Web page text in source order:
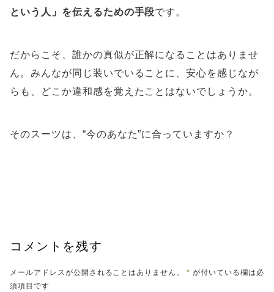
という人」を伝えるための手段です。
だからこそ、誰かの真似が正解になることはありませ
ん。みんなが同じ装いでいることに、安心を感じなが
らも、どこか違和感を覚えたことはないでしょうか。
そのスーツは、“今のあなた”に合っていますか？
コメントを残す
メールアドレスが公開されることはありません。 * が付いている欄は必
須項目です